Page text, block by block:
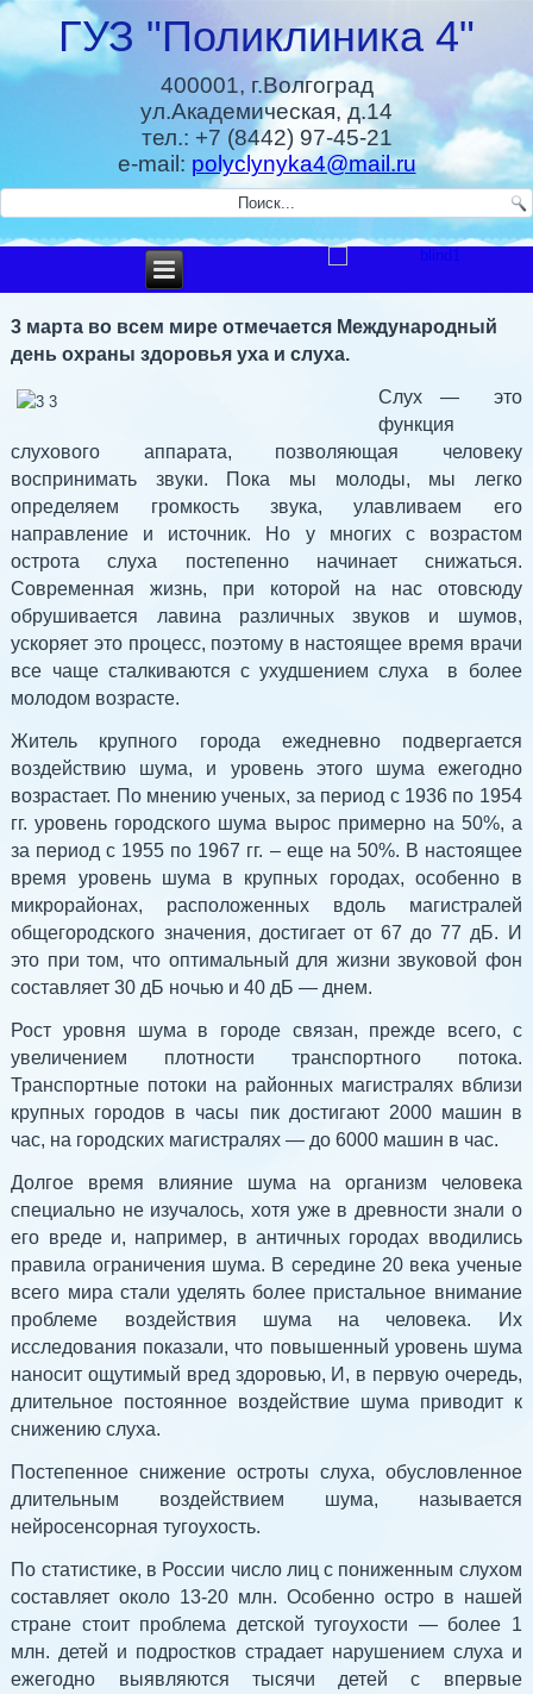
ГУЗ "Поликлиника 4"
400001, г.Волгоград
ул.Академическая, д.14
тел.: +7 (8442) 97-45-21
e-mail: polyclynyka4@mail.ru
3 марта во всем мире отмечается Международный
день охраны здоровья уха и слуха.
Слух — это
функция
слухового аппарата, позволяющая человеку
воспринимать звуки. Пока мы молоды, мы легко
определяем громкость звука, улавливаем его
направление и источник. Но у многих с возрастом
острота слуха постепенно начинает снижаться.
Современная жизнь, при которой на нас отовсюду
обрушивается лавина различных звуков и шумов,
ускоряет это процесс, поэтому в настоящее время врачи
все чаще сталкиваются с ухудшением слуха в более
молодом возрасте.
Житель крупного города ежедневно подвергается
воздействию шума, и уровень этого шума ежегодно
возрастает. По мнению ученых, за период с 1936 по 1954
гг. уровень городского шума вырос примерно на 50%, а
за период с 1955 по 1967 гг. – еще на 50%. В настоящее
время уровень шума в крупных городах, особенно в
микрорайонах, расположенных вдоль магистралей
общегородского значения, достигает от 67 до 77 дБ. И
это при том, что оптимальный для жизни звуковой фон
составляет 30 дБ ночью и 40 дБ — днем.
Рост уровня шума в городе связан, прежде всего, с
увеличением плотности транспортного потока.
Транспортные потоки на районных магистралях вблизи
крупных городов в часы пик достигают 2000 машин в
час, на городских магистралях — до 6000 машин в час.
Долгое время влияние шума на организм человека
специально не изучалось, хотя уже в древности знали о
его вреде и, например, в античных городах вводились
правила ограничения шума. В середине 20 века ученые
всего мира стали уделять более пристальное внимание
проблеме воздействия шума на человека. Их
исследования показали, что повышенный уровень шума
наносит ощутимый вред здоровью, И, в первую очередь,
длительное постоянное воздействие шума приводит к
снижению слуха.
Постепенное снижение остроты слуха, обусловленное
длительным воздействием шума, называется
нейросенсорная тугоухость.
По статистике, в России число лиц с пониженным слухом
составляет около 13-20 млн. Особенно остро в нашей
стране стоит проблема детской тугоухости — более 1
млн. детей и подростков страдает нарушением слуха и
ежегодно выявляются тысячи детей с впервые